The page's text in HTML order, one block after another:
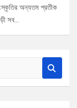
সংস্কৃতির অন্যতম প্রতীক
সব…